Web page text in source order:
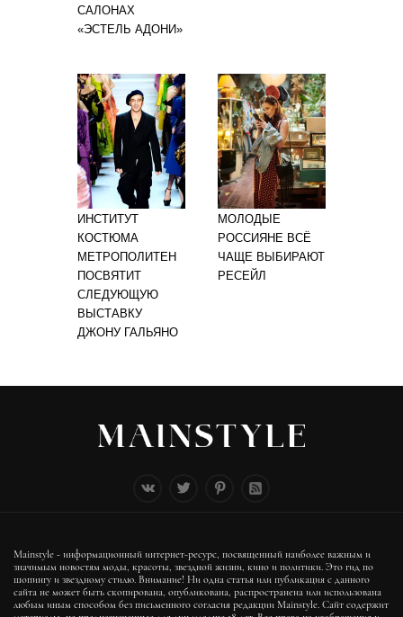
САЛОНАХ
«ЭСТЕЛЬ АДОНИ»
ИНСТИТУТ
КОСТЮМА
МЕТРОПОЛИТЕН
ПОСВЯТИТ
СЛЕДУЮЩУЮ
ВЫСТАВКУ
ДЖОНУ ГАЛЬЯНО
МОЛОДЫЕ
РОССИЯНЕ ВСЁ
ЧАЩЕ ВЫБИРАЮТ
РЕСЕЙЛ
Mainstyle - информационный интернет-ресурс, посвященный наиболее важным и
значимым новостям моды, красоты, звездной жизни, кино и политики. Это гид по
шопингу и звездному стилю. Внимание! Ни одна статья или публикация с данного
сайта не может быть скопирована, опубликована, распространена или использована
любым иным способом без письменного согласия редакции Mainstyle. Сайт содержит